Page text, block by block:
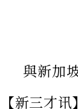
與新加
【新三才